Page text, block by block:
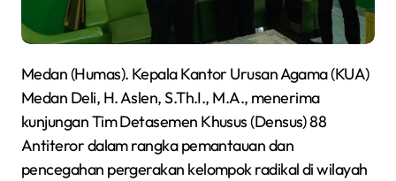
Medan (Humas). Kepala Kantor Urusan Agama (KUA)
Medan Deli, H. Aslen, S.Th.I., M.A., menerima
kunjungan Tim Detasemen Khusus (Densus) 88
Antiteror dalam rangka pemantauan dan
pencegahan pergerakan kelompok radikal di wilayah